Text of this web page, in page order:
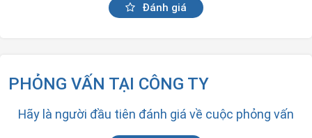
Đánh giá
PHỎNG VẤN TẠI CÔNG TY
Hãy là người đầu tiên đánh giá về cuộc phỏng vấn